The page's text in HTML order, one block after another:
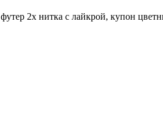
футер 2х нитка с лайкрой, купон